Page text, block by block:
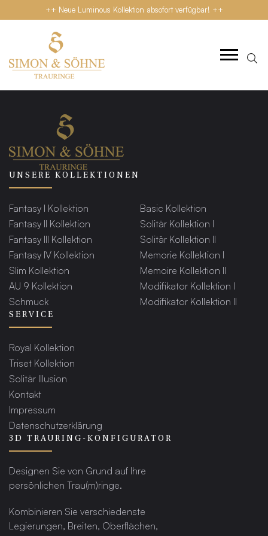
++ Neue Luminous Kollektion absofort verfügbar! ++
UNSERE KOLLEKTIONEN
Fantasy I Kollektion
Fantasy II Kollektion
Fantasy III Kollektion
Fantasy IV Kollektion
Slim Kollektion
AU 9 Kollektion
Schmuck
Basic Kollektion
Solitär Kollektion I
Solitär Kollektion II
Memorie Kollektion I
Memoire Kollektion II
Modifikator Kollektion I
Modifikator Kollektion II
SERVICE
Royal Kollektion
Triset Kollektion
Solitär Illusion
Kontakt
Impressum
Datenschutzerklärung
3D TRAURING-KONFIGURATOR
Designen Sie von Grund auf Ihre
persönlichen Trau(m)ringe.
Kombinieren Sie verschiedenste
Legierungen, Breiten, Oberflächen,